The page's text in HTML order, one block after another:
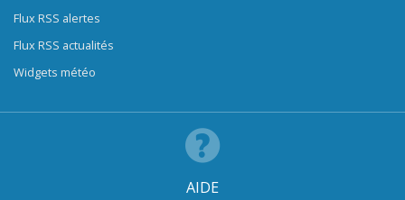
Flux RSS alertes
Flux RSS actualités
Widgets météo
AIDE